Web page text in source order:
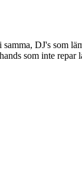
DJ's som
som inte repar